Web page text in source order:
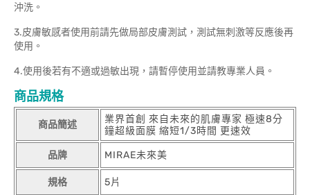
沖洗。
3.皮膚敏感者使用前請先做局部皮膚測試，測試無刺激等反應後再
使用。
4.使用後若有不適或過敏出現，請暫停使用並請教專業人員。
商品規格
商品簡述
業界首創 來自未來的肌膚專家 極速8分
鐘超級面膜 縮短1/3時間 更速效
品牌 MIRAE未來美
規格 5片